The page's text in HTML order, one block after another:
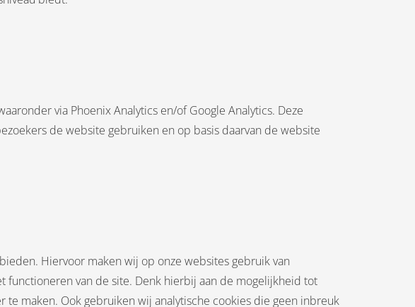
via Phoenix Analytics en/of Google Analytics. Deze
de website gebruiken en op basis daarvan de website
Hiervoor maken wij op onze websites gebruik van
van de site. Denk hierbij aan de mogelijkheid tot
maken. Ook gebruiken wij analytische cookies die geen inbreuk